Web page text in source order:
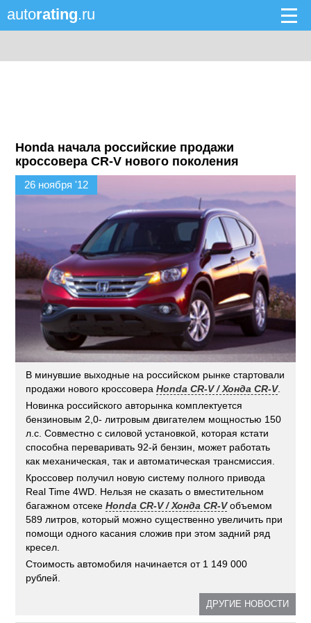
autorating.ru
Honda начала российские продажи
кроссовера CR-V нового поколения
26 ноября '12
В минувшие выходные на российском рынке стартовали
продажи нового кроссовераHonda CR-V / Хонда CR-V.
Новинка российского авторынка комплектуется
бензиновым 2,0- литровым двигателем мощностью 150
л.с. Совместно с силовой установкой, которая кстати
способна переваривать 92-й бензин, может работать
как механическая, так и автоматическая трансмиссия.
Кроссовер получил новую систему полного привода
Real Time 4WD. Нельзя не сказать о вместительном
багажном отсекеHonda CR-V / Хонда CR-V объемом
589 литров, который можно существенно увеличить при
помощи одного касания сложив при этом задний ряд
кресел.
Стоимость автомобиля начинается от 1 149 000
рублей.
ДРУГИЕ НОВОСТИ